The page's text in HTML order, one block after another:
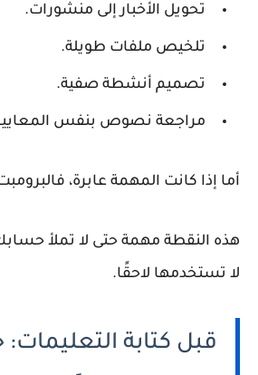
تحويل الأخبار إلى منشورات.
تلخيص ملفات طويلة.
تصميم أنشطة صفية.
مراجعة نصوص بنفس
أما إذا كانت المهمة عابرة،
هذه النقطة مهمة حتى لا تملأ
لا تستخدمها لاحقًا.
قبل كتابة